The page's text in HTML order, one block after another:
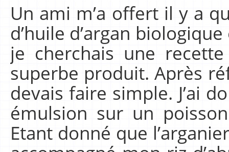
Un ami m’a offert il y a
d’huile d’argan
je cherchais une
superbe produit. Après
devais faire simple. J’ai
émulsion sur un
Etant donné que